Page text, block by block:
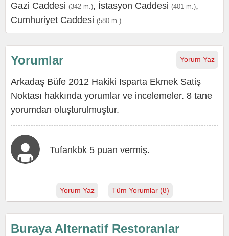
Gazi Caddesi (342 m.), İstasyon Caddesi (401 m.),
Cumhuriyet Caddesi (580 m.)
Yorum Yaz
Yorumlar
Arkadaş Büfe 2012 Hakiki Isparta Ekmek Satiş
Noktası hakkında yorumlar ve incelemeler. 8 tane
yorumdan oluşturulmuştur.
Tufankbk 5 puan vermiş.
Yorum Yaz Tüm Yorumlar (8)
Buraya Alternatif Restoranlar